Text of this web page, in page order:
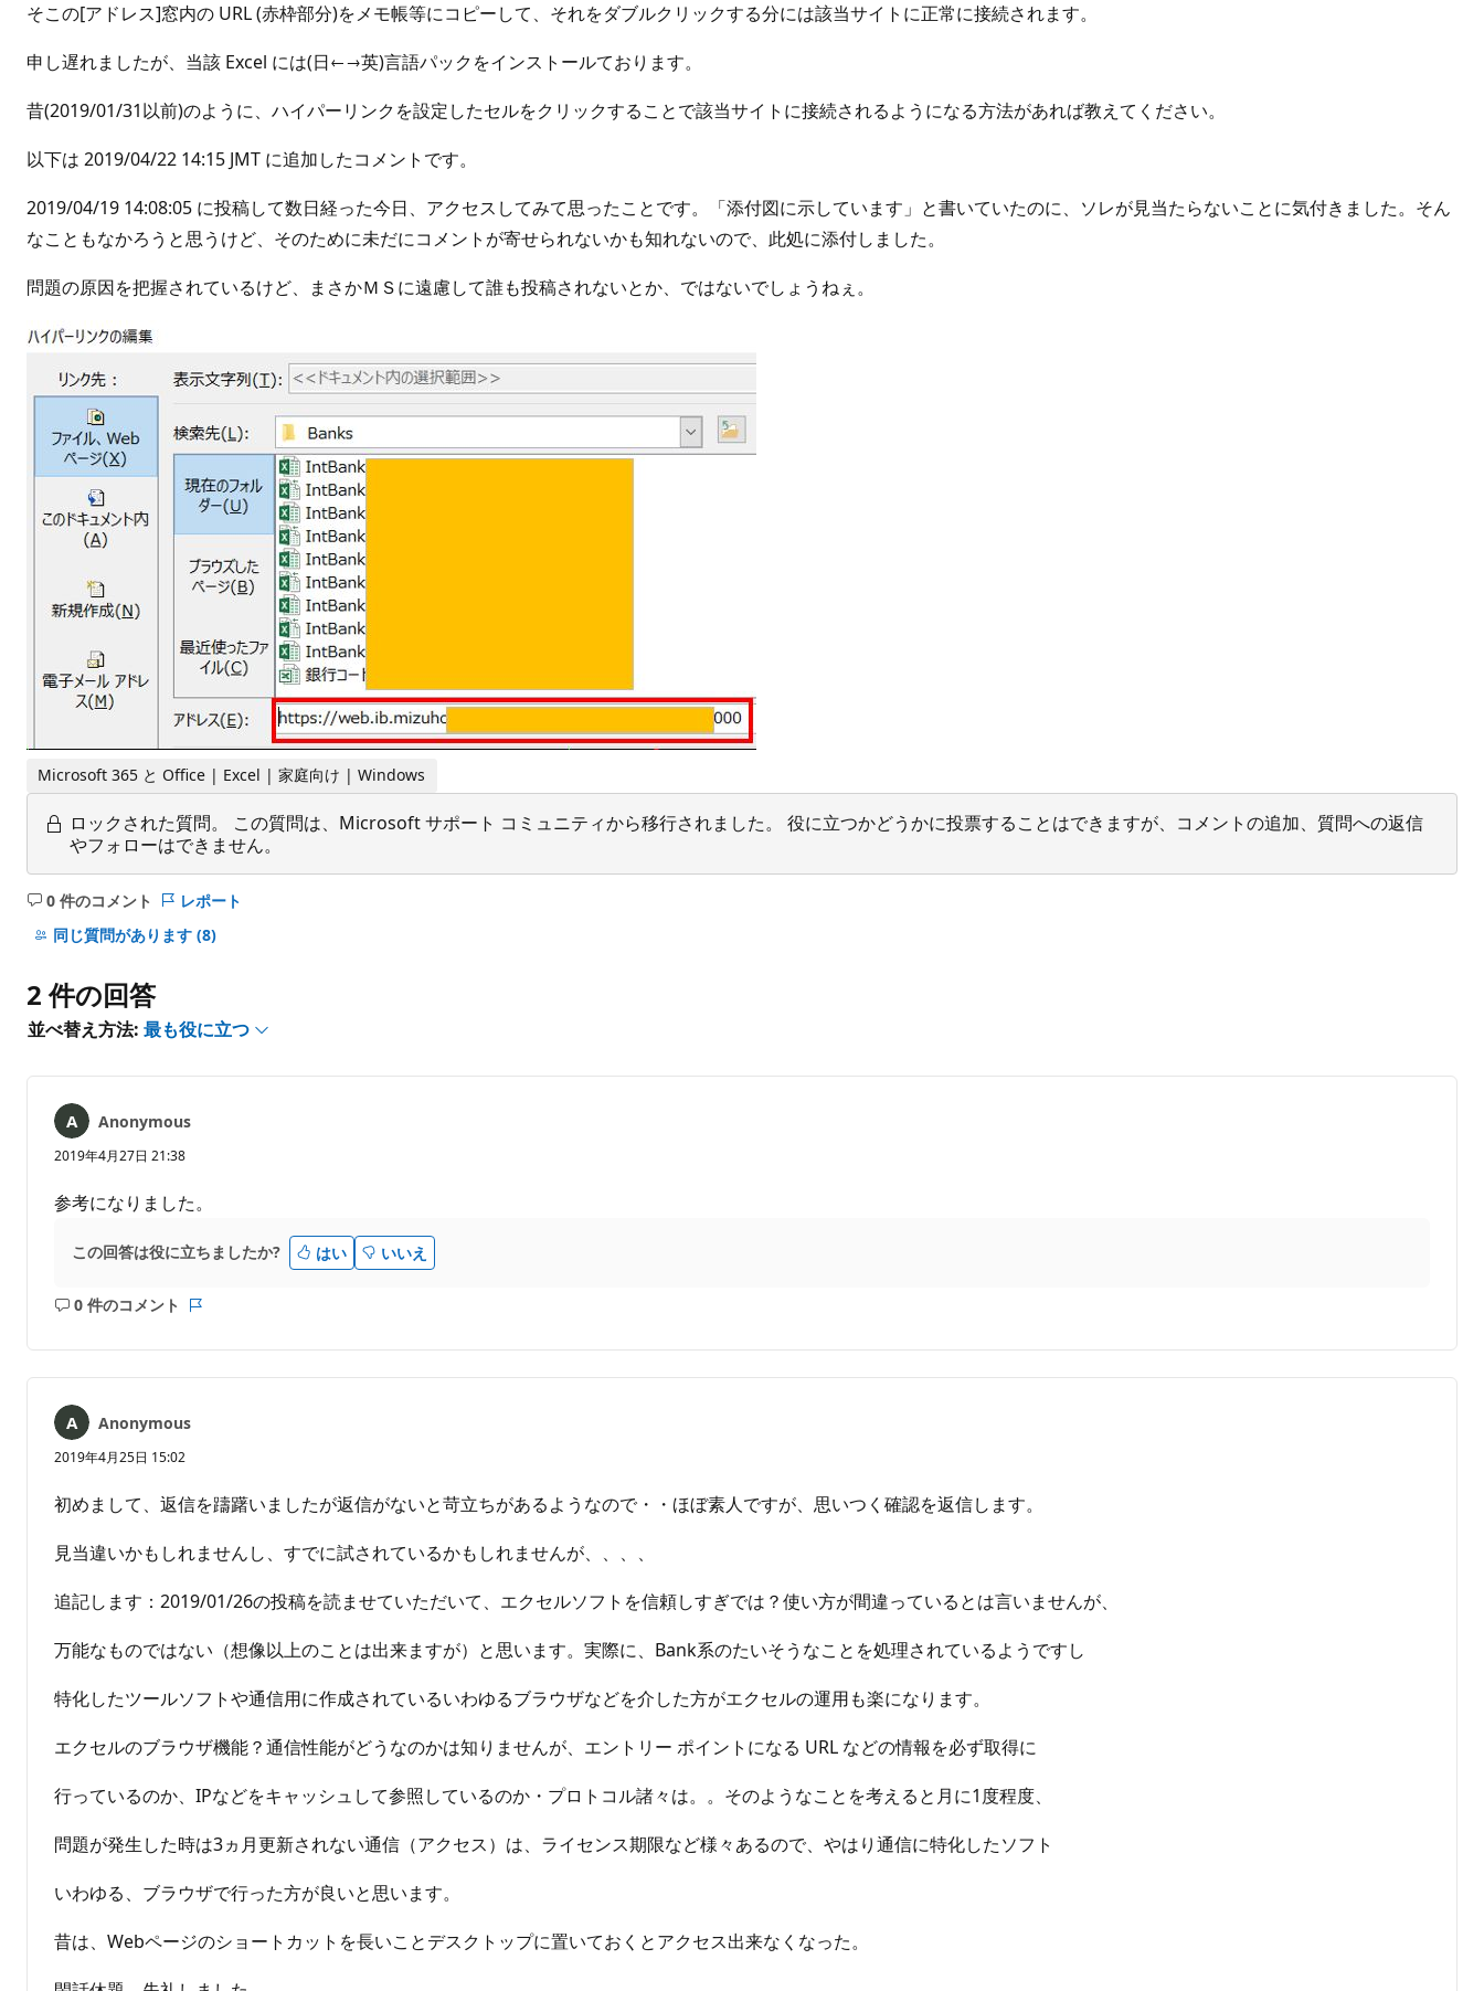
そこの[アドレス]窓内の URL (赤枠部分)をメモ帳等にコピーして、それをダブルクリックする分には該当サイトに正常に接続されます。
申し遅れましたが、当該 Excel には(日←→英)言語パックをインストールております。
昔(2019/01/31以前)のように、ハイパーリンクを設定したセルをクリックすることで該当サイトに接続されるようになる方法があれば教えてください。
以下は 2019/04/22 14:15 JMT に追加したコメントです。
2019/04/19 14:08:05 に投稿して数日経った今日、アクセスしてみて思ったことです。「添付図に示しています」と書いていたのに、ソレが見当たらないことに気付きました。そん
なこともなかろうと思うけど、そのために未だにコメントが寄せられないかも知れないので、此処に添付しました。
問題の原因を把握されているけど、まさかＭＳに遠慮して誰も投稿されないとか、ではないでしょうねぇ。
Microsoft 365 と Office | Excel | 家庭向け | Windows
ロックされた質問。
この質問は、Microsoft サポート コミュニティから移行されました。 役に立つかどうかに投票することはできますが、コメントの追加、質問への返信
やフォローはできません。
0 件のコメント
コ
メ
は
あ
ま
ん
レポート
同じ質問があります (8)
2 件の回答
並べ替え方法: 最も役に立つ
Anonymous
2019年4月27日 21:38
参考になりました。
この回答は役に立ちましたか? はい いいえ
0 件のコメント
コ
ト
あ
り
せ
ト
Anonymous
2019年4月25日 15:02
初めまして、返信を躊躇いましたが返信がないと苛立ちがあるようなので・・ほぼ素人ですが、思いつく確認を返信します。
見当違いかもしれませんし、すでに試されているかもしれませんが、、、、
追記します：2019/01/26の投稿を読ませていただいて、エクセルソフトを信頼しすぎでは？使い方が間違っているとは言いませんが、
万能なものではない（想像以上のことは出来ますが）と思います。実際に、Bank系のたいそうなことを処理されているようですし
特化したツールソフトや通信用に作成されているいわゆるブラウザなどを介した方がエクセルの運用も楽になります。
エクセルのブラウザ機能？通信性能がどうなのかは知りませんが、エントリー ポイントになる URL などの情報を必ず取得に
行っているのか、IPなどをキャッシュして参照しているのか・プロトコル諸々は。。そのようなことを考えると月に1度程度、
問題が発生した時は3ヵ月更新されない通信（アクセス）は、ライセンス期限など様々あるので、やはり通信に特化したソフト
いわゆる、ブラウザで行った方が良いと思います。
昔は、Webページのショートカットを長いことデスクトップに置いておくとアクセス出来なくなった。